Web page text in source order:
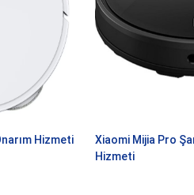
Hizmeti
Xiaomi Mijia Pro
Hizmeti